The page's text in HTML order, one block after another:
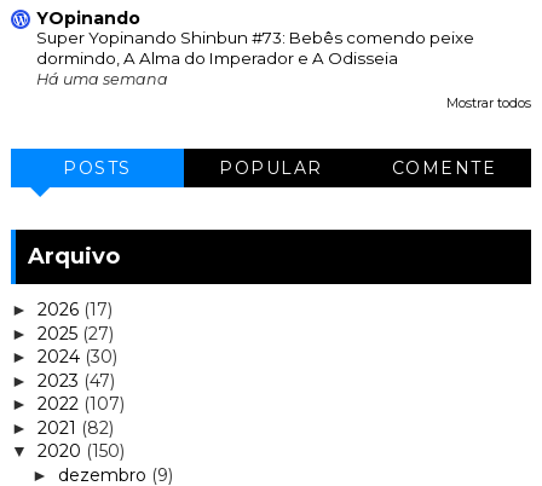
YOpinando
Super Yopinando Shinbun #73: Bebês comendo peixe
dormindo, A Alma do Imperador e A Odisseia
Há uma semana
Mostrar todos
POSTS POPULAR COMENTE
Arquivo
► 2026 (17)
► 2025 (27)
► 2024 (30)
► 2023 (47)
► 2022 (107)
► 2021 (82)
▼ 2020 (150)
► dezembro (9)